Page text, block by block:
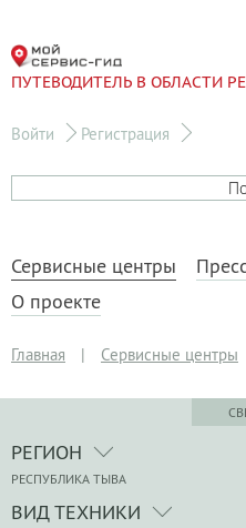
ПУТЕВОДИТЕЛЬ В ОБЛАСТИ
Войти Регистрация
Сервисные центры
О проекте
Главная | Сервисные центры
РЕГИОН
РЕСПУБЛИКА ТЫВА
ВИД ТЕХНИКИ